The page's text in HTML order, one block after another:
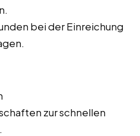
bei der Einreichung
zur schnellen